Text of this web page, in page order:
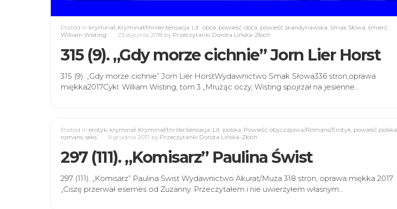
Posted in kryminał Kryminał/thriller/sensacja Lit. obca powieść obca powieść skandynawska Smak Słowa śmierć
William Wisting
23 stycznia 2018 by Przeczytanki Dorota Lińska-Złoch
315 (9). „Gdy morze cichnie” Jorn Lier Horst
315 (9). „Gdy morze cichnie” Jorn Lier HorstWydawnictwo Smak Słowa336 stron,oprawa
miękka2017Cykl: William Wisting, tom 3 „Mrużąc oczy, Wisting spojrzał na jesienne…
Posted in erotyk kryminał Kryminał/thriller/sensacja Lit. polska Powieść obyczajowa/Romans/Erotyk powieść polska
romans seks 9 grudnia 2017 by Przeczytanki Dorota Lińska-Złoch
297 (111). „Komisarz” Paulina Świst
297 (111). „Komisarz” Paulina Świst Wydawnictwo Akurat/Muza 318 stron, oprawa miękka 2017
„Ciszę przerwał esemes od Zuzanny. Przeczytałem i nie uwierzyłem własnym…